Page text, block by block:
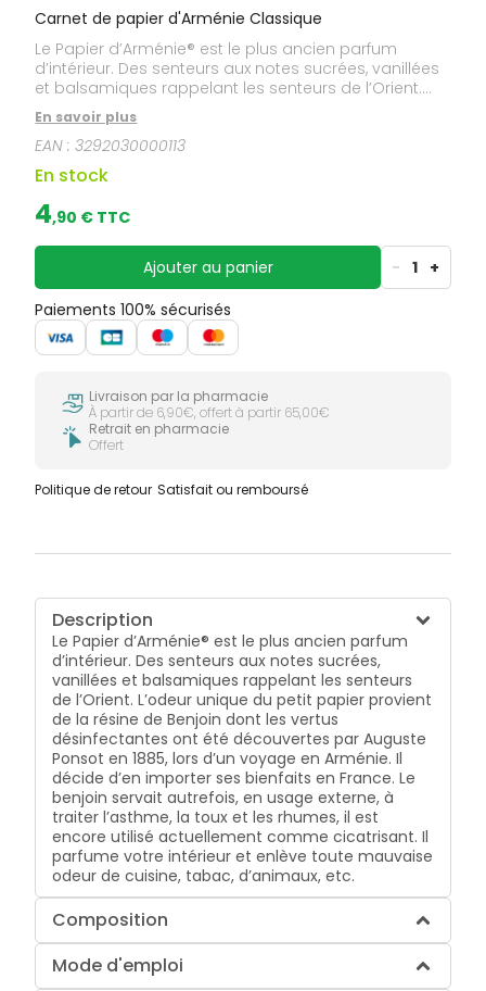
Carnet de papier d'Arménie Classique
Le Papier d’Arménie® est le plus ancien parfum
d’intérieur. Des senteurs aux notes sucrées, vanillées
et balsamiques rappelant les senteurs de l’Orient.
L’odeur unique du petit papier provient de la résine
de Benjoin dont les vertus désinfectantes ont été
découvertes par Auguste Ponsot en 1885, lors d’un
voyage en Arménie. Il décide d’en importer ses
bienfaits en France. Le benjoin servait autrefois, en
usage externe, à traiter l’asthme, la toux et les
rhumes, il est encore utilisé actuellement comme
cicatrisant. Il parfume votre intérieur et enlève toute
mauvaise odeur de cuisine, tabac, d’animaux, etc.
En savoir plus
EAN :3292030000113
En stock
4,90 € TTC
Ajouter au panier - 1 +
Paiements 100% sécurisés
Livraison par la pharmacie
À partir de 6,90€, offert à partir 65,00€
Retrait en pharmacie
Offert
Politique de retour Satisfait ou remboursé
Description
Le Papier d’Arménie® est le plus ancien parfum
d’intérieur. Des senteurs aux notes sucrées,
vanillées et balsamiques rappelant les senteurs
de l’Orient. L’odeur unique du petit papier provient
de la résine de Benjoin dont les vertus
désinfectantes ont été découvertes par Auguste
Ponsot en 1885, lors d’un voyage en Arménie. Il
décide d’en importer ses bienfaits en France. Le
benjoin servait autrefois, en usage externe, à
traiter l’asthme, la toux et les rhumes, il est
encore utilisé actuellement comme cicatrisant. Il
parfume votre intérieur et enlève toute mauvaise
odeur de cuisine, tabac, d’animaux, etc.
Composition
Mode d'emploi